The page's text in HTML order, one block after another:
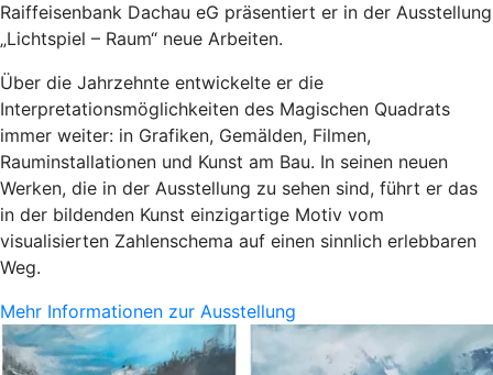
Raiffeisenbank Dachau eG präsentiert er in der Ausstellung
„Lichtspiel – Raum“ neue Arbeiten.
Über die Jahrzehnte entwickelte er die
Interpretationsmöglichkeiten des Magischen Quadrats
immer weiter: in Grafiken, Gemälden, Filmen,
Rauminstallationen und Kunst am Bau. In seinen neuen
Werken, die in der Ausstellung zu sehen sind, führt er das
in der bildenden Kunst einzigartige Motiv vom
visualisierten Zahlenschema auf einen sinnlich erlebbaren
Weg.
Mehr Informationen zur Ausstellung